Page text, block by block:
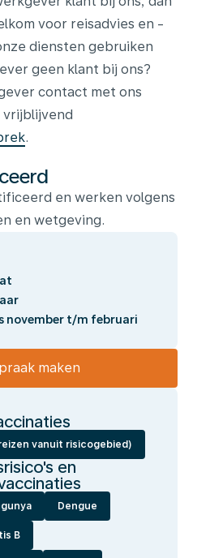
voor reisadvies en -
diensten gebruiken
geen klant bij ons?
contact met ons
vrijblijvend
.
en werken volgens
en wetgeving.
november t/m februari
maken
vanuit risicogebied)
en
Dengue
B